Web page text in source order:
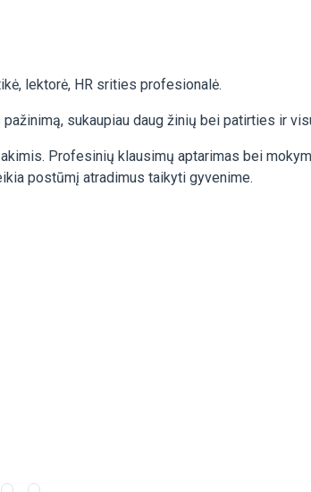
lektorė, HR srities profesionalė.
sukaupiau daug žinių bei patirties ir
Profesinių klausimų aptarimas bei
postūmį atradimus taikyti gyvenime.